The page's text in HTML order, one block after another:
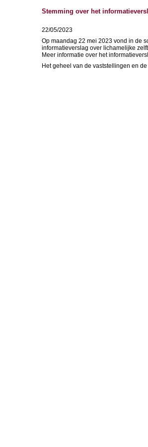
Stemming over het
22/05/2023
Op maandag 22 mei 2023 vond in de
informatieverslag over lichamelijke
Meer informatie over het
Het geheel van de vaststellingen en